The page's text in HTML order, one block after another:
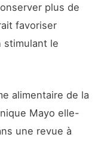
plus de
favoriser
stimulant le
alimentaire de la
Mayo elle-
une revue à